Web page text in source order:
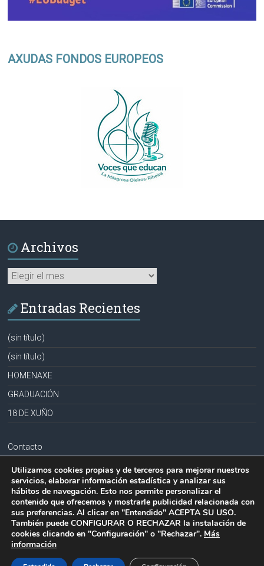
AXUDAS FONDOS EUROPEOS
Archivos
Archivos
Entradas Recientes
(sin título)
(sin título)
HOMENAXE
GRADUACIÓN
18 DE XUÑO
Contacto
Aviso legal
Política de privacidad
Política de cookies
Copyright © 2026
Todos los derechos reservados.
Utilizamos cookies propias y de terceros para mejorar nuestros
servicios, elaborar información estadística y analizar sus
hábitos de navegación. Esto nos permite personalizar el
contenido que ofrecemos y mostrarle publicidad relacionada con
sus preferencias. Al clicar en "Entendido" ACEPTA SU USO.
También puede CONFIGURAR O RECHAZAR la instalación de
cookies clicando en "Configuración" o "Rechazar". Más
información